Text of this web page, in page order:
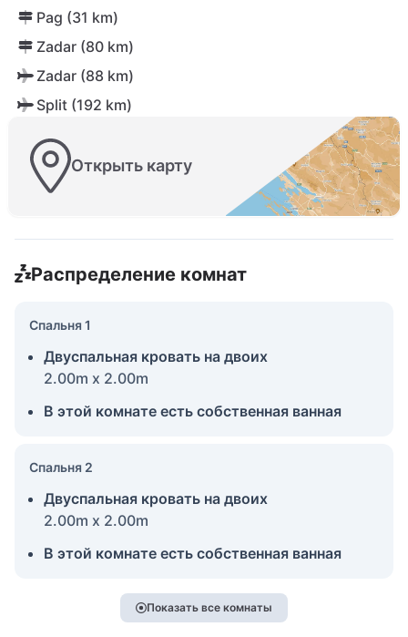
Pag (31 km)
Zadar (80 km)
Zadar (88 km)
Split (192 km)
Открыть карту
Распределение комнат
Спальня 1
Двуспальная кровать на двоих
2.00m x 2.00m
В этой комнате есть собственная ванная
Спальня 2
Двуспальная кровать на двоих
2.00m x 2.00m
В этой комнате есть собственная ванная
Показать все комнаты